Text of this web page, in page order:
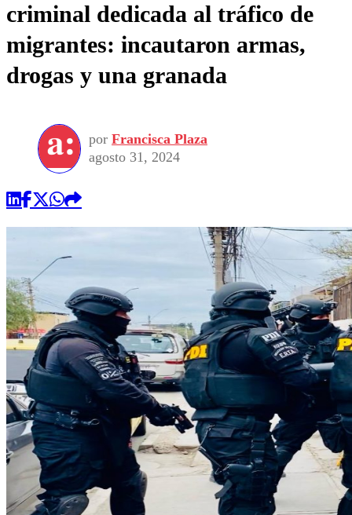
criminal dedicada al tráfico de
migrantes: incautaron armas,
drogas y una granada
por Francisca Plaza
agosto 31, 2024